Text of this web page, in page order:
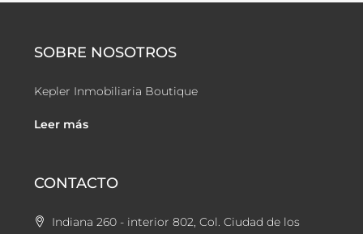
SOBRE NOSOTROS
Kepler Inmobiliaria Boutique
Leer más
CONTACTO
Indiana 260 - interior 802, Col. Ciudad de los